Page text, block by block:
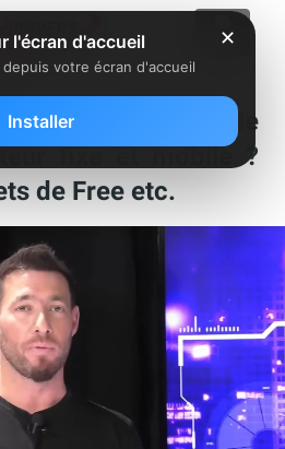
: Quel est le
fixe et mobile ?
de Free etc.
✕
l'écran d'accueil
votre écran d'accueil
Installer